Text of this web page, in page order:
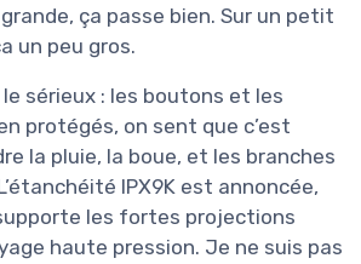
ça passe bien. Sur un petit
un peu gros.
sérieux : les boutons et les
protégés, on sent que c’est
la pluie, la boue, et les branches
IPX9K est annoncée,
les fortes projections
haute pression. Je ne suis pas